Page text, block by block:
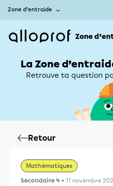
Zone d’entraide
Zone
La Zone
Retrouve ta question
Retour
Mathématiques
Secondaire 4 • 11 novembre